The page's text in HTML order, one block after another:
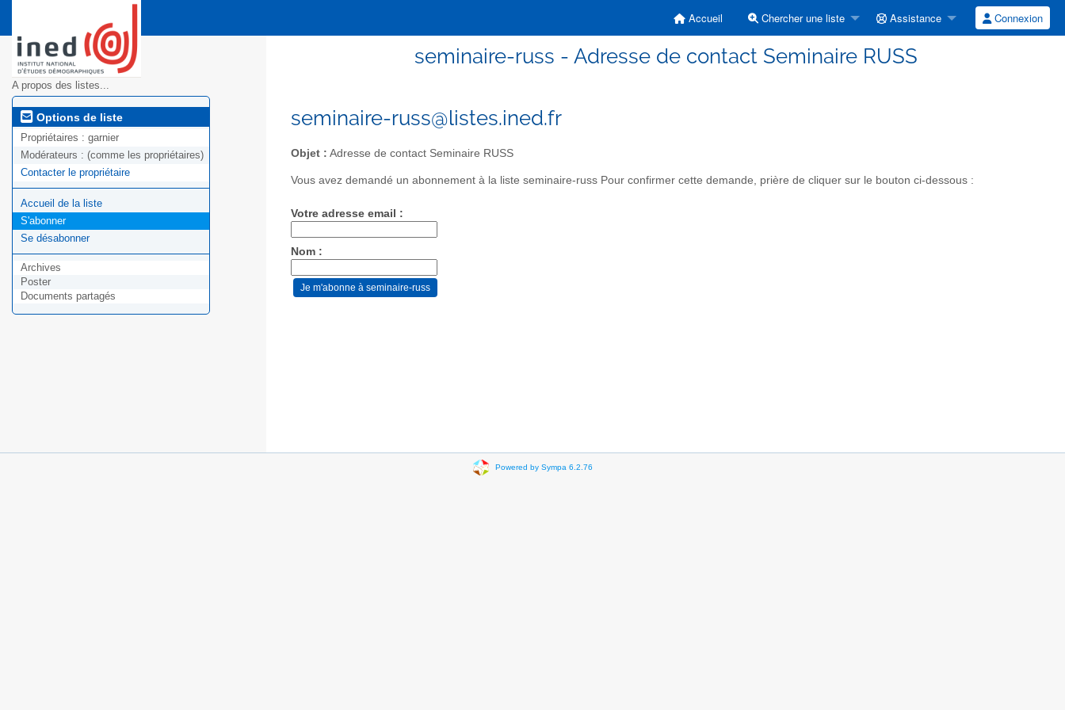
A propos des listes...
Accueil Chercher une liste Assistance Connexion
seminaire-russ - Adresse de contact Seminaire RUSS
Options de liste
Propriétaires : garnier
Modérateurs : (comme les propriétaires)
Contacter le propriétaire
Accueil de la liste
S'abonner
Se désabonner
Archives
Poster
Documents partagés
seminaire-russ@listes.ined.fr
Objet : Adresse de contact Seminaire RUSS
Vous avez demandé un abonnement à la liste seminaire-russ Pour confirmer cette demande, prière de cliquer sur le bouton ci-dessous :
Votre adresse email :
Nom :
Powered by Sympa 6.2.76